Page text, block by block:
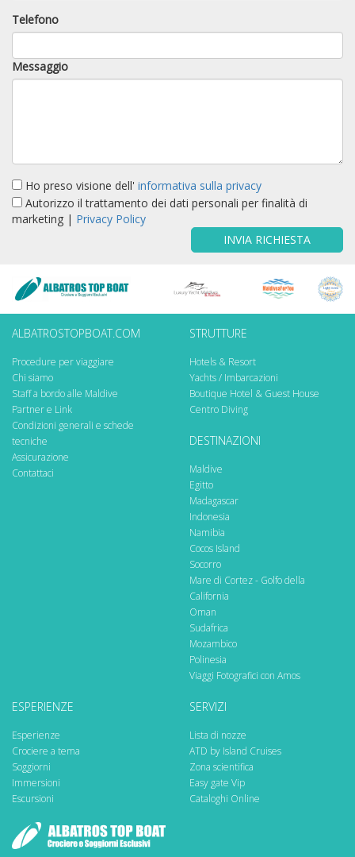
Telefono
Messaggio
Ho preso visione dell' informativa sulla privacy
Autorizzo il trattamento dei dati personali per finalità di
marketing | Privacy Policy
INVIA RICHIESTA
ALBATROSTOPBOAT.COM
Procedure per viaggiare
Chi siamo
Staff a bordo alle Maldive
Partner e Link
Condizioni generali e schede
tecniche
Assicurazione
Contattaci
STRUTTURE
Hotels & Resort
Yachts / Imbarcazioni
Boutique Hotel & Guest House
Centro Diving
DESTINAZIONI
Maldive
Egitto
Madagascar
Indonesia
Namibia
Cocos Island
Socorro
Mare di Cortez - Golfo della
California
Oman
Sudafrica
Mozambico
Polinesia
Viaggi Fotografici con Amos
ESPERIENZE
Esperienze
Crociere a tema
Soggiorni
Immersioni
Escursioni
SERVIZI
Lista di nozze
ATD by Island Cruises
Zona scientifica
Easy gate Vip
Cataloghi Online